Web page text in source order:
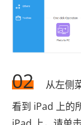
02
从左侧
看到 iPad 上的